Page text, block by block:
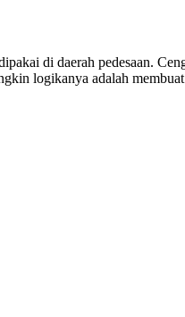
di daerah pedesaan.
logikanya adalah